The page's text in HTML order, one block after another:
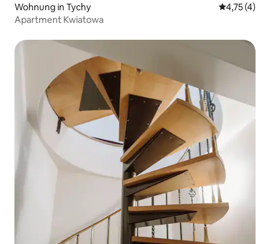
Wohnung in Tychy
4,75 (4)
Apartment Kwiatowa